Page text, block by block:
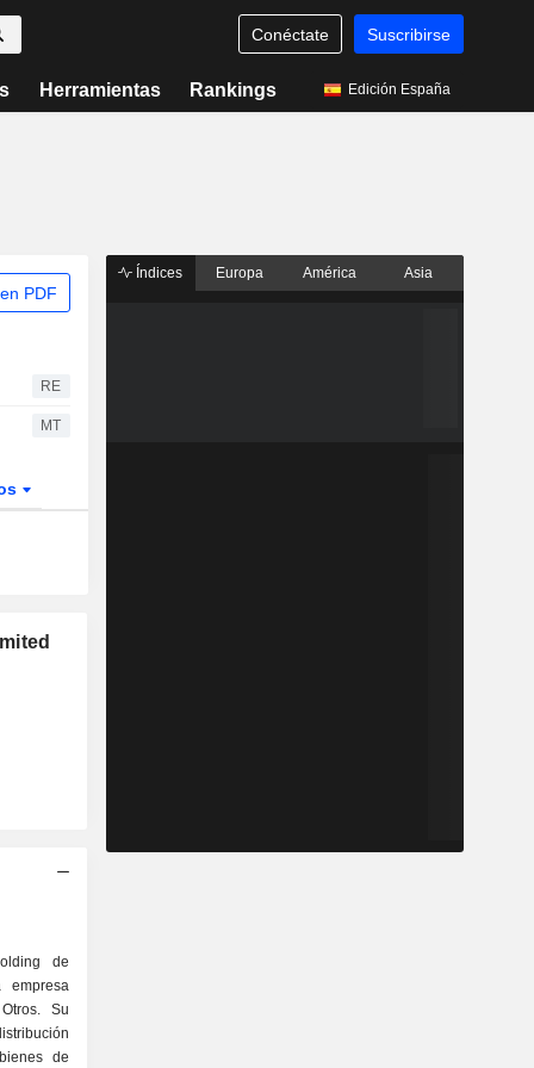
Conéctate Suscribirse
Herramientas Rankings Edición España
PDF
RE
MT
de
empresa
Su
de
Índices Europa América Asia